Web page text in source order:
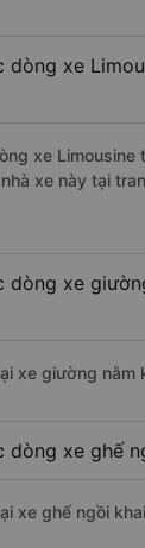
dòng xe
xe
xe này tại
dòng xe
xe giường
dòng xe ghế
xe ghế ngồi